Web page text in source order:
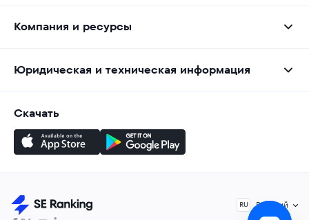
Компания и ресурсы
Юридическая и техническая информация
Скачать
RU Русский